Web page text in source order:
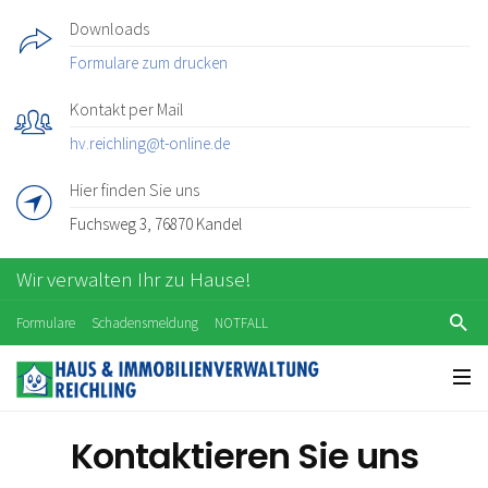
Downloads
Formulare zum drucken
Kontakt per Mail
hv.reichling@t-online.de
Hier finden Sie uns
Fuchsweg 3, 76870 Kandel
Wir verwalten Ihr zu Hause!
Formulare Schadensmeldung NOTFALL
Kontaktieren Sie uns